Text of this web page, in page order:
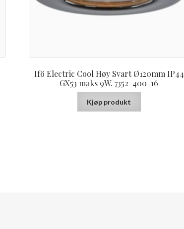
Ifö Electric Cool Høy Svart Ø120mm IP44
GX53 maks 9W. 7352-400-16
Kjøp produkt